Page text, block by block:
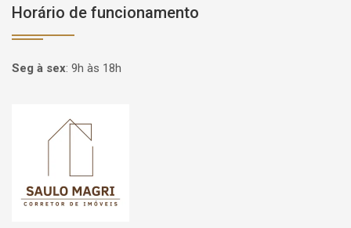
Horário de funcionamento
Seg à sex: 9h às 18h
Página inicial